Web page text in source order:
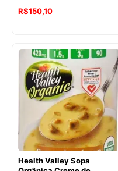
O
era:
R$167,32.
R$150,10O
é:
R$150,10.
Health Valley Sopa